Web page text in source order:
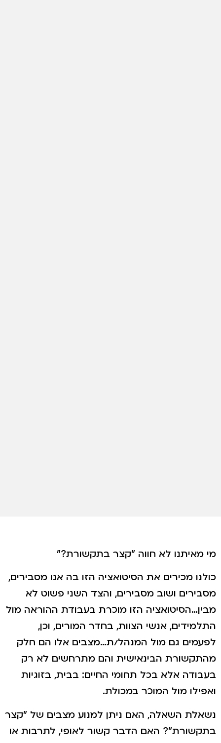
מי מאיתנו לא חווה "קצר בתקשורת?"
כולנו מכירים את הסיטואציה הזו בה אנו מסבירים,
מסבירים ושוב מסבירים, והצד השני פשוט לא
מבין…הסיטואציה הזו מוכרת בעבודת ההוראה מול
התלמידים, אנשי הצוות, בחדר המורים, וכן,
לפעמים גם מול המנהל/ת…מצבים אלו הם חלק
מהתקשורת הבינאישית והם מתרחשים לא רק
בעבודה אלא בכל תחומי החיים: בבית, בזוגיות
ואפילו מול המוכר במכולת.
נשאלת השאלה, האם ניתן למנוע מצבים של "קצר
בתקשורת"? האם הדבר קשור לאופי, לתרבות או